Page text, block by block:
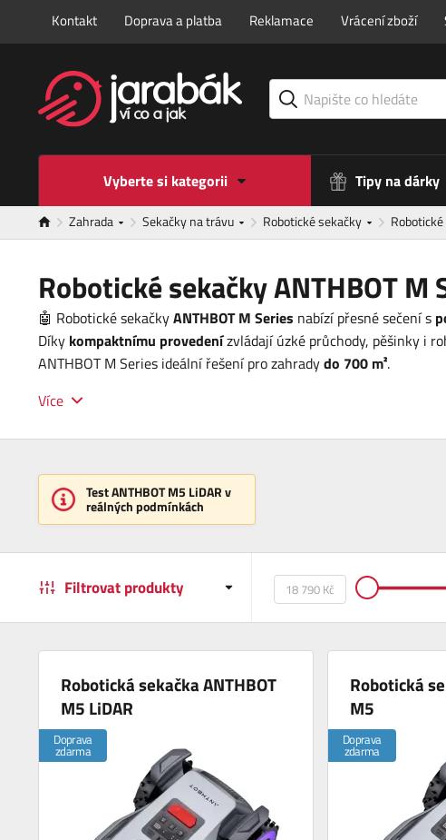
Kontakt Doprava a platba Reklamace Vrácení zboží
Vyberte si kategorii Tipy na dárky
Zahrada Sekačky na trávu Robotické sekačky
Robotické sekačky ANTHBOT M
🤖 Robotické sekačkyANTHBOT M Series nabízí přesné sečení s
Díky kompaktnímu provedenízvládají úzké průchody, pěšinky i
ANTHBOT M Series ideální řešení pro zahradydo 700 m².
Více
Test ANTHBOT M5 LiDAR v
reálných podmínkách
Filtrovat produkty
Robotická sekačka ANTHBOT
M5 LiDAR
Doprava
zdarma
Robotická
M5
Doprava
zdarma